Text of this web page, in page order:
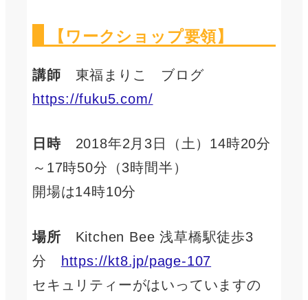
【ワークショップ要領】
講師 東福まりこ ブログ
https://fuku5.com/
日時2018年2月3日（土）14時20分
～17時50分（3時間半）
開場は14時10分
場所 Kitchen Bee 浅草橋駅徒歩3
分
https://kt8.jp/page-107
セキュリティーがはいっていますの